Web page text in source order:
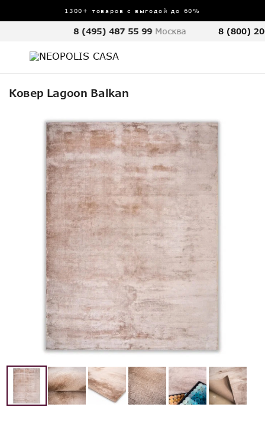
1300+ товаров с выгодой до 60%
8 (495) 487 55 99 Москва 8 (800)
Ковер Lagoon Balkan